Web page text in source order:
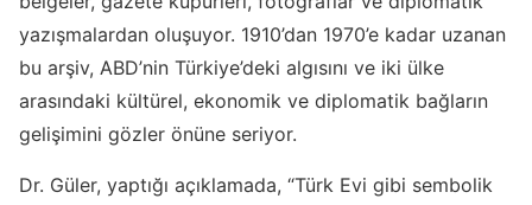
yazışmalardan oluşuyor. 1910’dan 1970’e kadar uzanan
bu arşiv, ABD’nin Türkiye’deki algısını ve iki ülke
arasındaki kültürel, ekonomik ve diplomatik bağların
gelişimini gözler önüne seriyor.
Dr. Güler, yaptığı açıklamada, “Türk Evi gibi sembolik